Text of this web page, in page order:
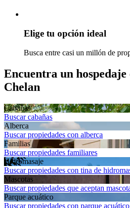
Elige tu opción ideal
Busca entre casi un millón de
Encuentra un hospedaje
Chelan
Cabañas
Buscar cabañas
Alberca
Buscar propiedades con alberca
Familias
Buscar propiedades familiares
Hidromasaje
Buscar propiedades con tina de
Mascotas
Buscar propiedades que aceptan
Parque acuático
Buscar propiedades con parque acuático